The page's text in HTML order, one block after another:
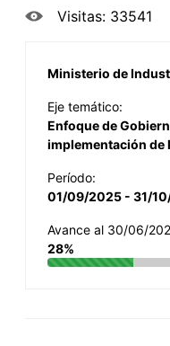
Visitas: 33541
Ministerio de
Eje temático:
Enfoque de
implementación de
Período:
01/09/2025 - 31/
Avance al 30/06/
28%